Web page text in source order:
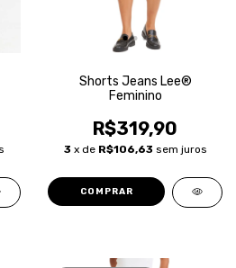
Shorts Jeans Lee®
Feminino
R$319,90
3 x de R$106,63 sem juros
COMPRAR